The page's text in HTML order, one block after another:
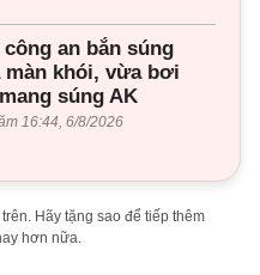
công an bắn súng
màn khói, vừa bơi
súng AK
16:44, 6/8/2026
Hãy tặng sao để tiếp thêm
hơn nữa.